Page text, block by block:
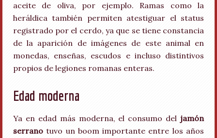
aceite de oliva, por ejemplo. Ramas como la
heráldica también permiten atestiguar el status
registrado por el cerdo, ya que se tiene constancia
de la aparición de imágenes de este animal en
monedas, enseñas, escudos e incluso distintivos
propios de legiones romanas enteras.
Edad moderna
Ya en edad más moderna, el consumo deljamón
serranotuvo un boom importante entre los años